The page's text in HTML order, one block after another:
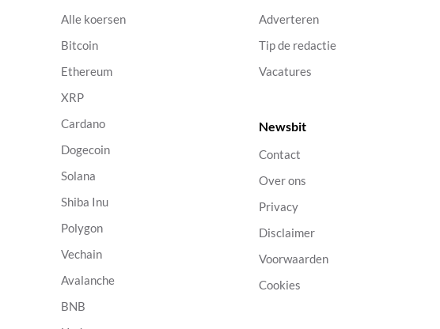
Alle koersen
Bitcoin
Ethereum
XRP
Cardano
Dogecoin
Solana
Shiba Inu
Polygon
Vechain
Avalanche
BNB
Adverteren
Tip de redactie
Vacatures
Newsbit
Contact
Over ons
Privacy
Disclaimer
Voorwaarden
Cookies